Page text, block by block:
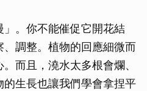
。你不能催促它開花結
調整。植物的回應細微而
而且，澆水太多根會爛、
的生長也讓我們學會拿捏平